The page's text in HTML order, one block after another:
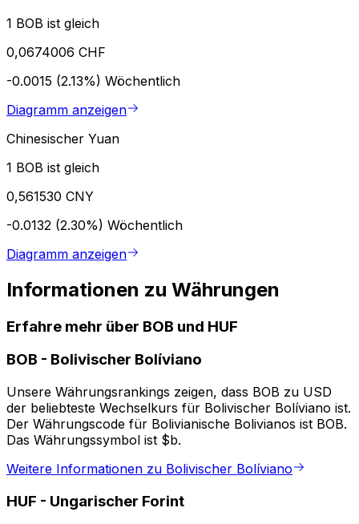
1 BOB ist gleich
0,0674006 CHF
-0.0015 (2.13%) Wöchentlich
Diagramm anzeigen
Chinesischer Yuan
1 BOB ist gleich
0,561530 CNY
-0.0132 (2.30%) Wöchentlich
Diagramm anzeigen
Informationen zu Währungen
Erfahre mehr über BOB und HUF
BOB - Bolivischer Bolíviano
Unsere Währungsrankings zeigen, dass BOB zu USD
der beliebteste Wechselkurs für Bolivischer Bolíviano ist.
Der Währungscode für Bolivianische Bolivianos ist BOB.
Das Währungssymbol ist $b.
Weitere Informationen zu Bolivischer Bolíviano
HUF - Ungarischer Forint